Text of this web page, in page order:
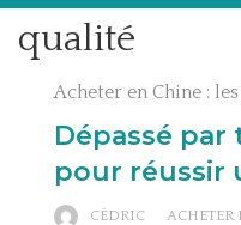
qualité
Acheter en Chine :
Dépassé
pour réussir
CÉDRIC
ACHETER